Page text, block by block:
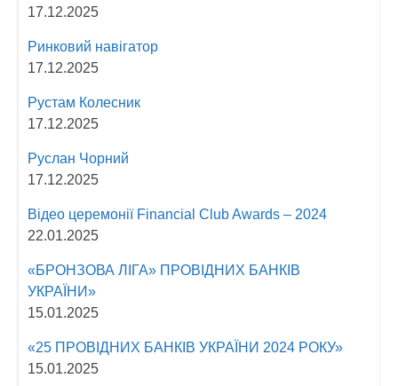
17.12.2025
Ринковий навігатор
17.12.2025
Рустам Колесник
17.12.2025
Руслан Чорний
17.12.2025
Відео церемонії Fіnancial Сlub Awards – 2024
22.01.2025
«БРОНЗОВА ЛІГА» ПРОВІДНИХ БАНКІВ
УКРАЇНИ»
15.01.2025
«25 ПРОВІДНИХ БАНКІВ УКРАЇНИ 2024 РОКУ»
15.01.2025